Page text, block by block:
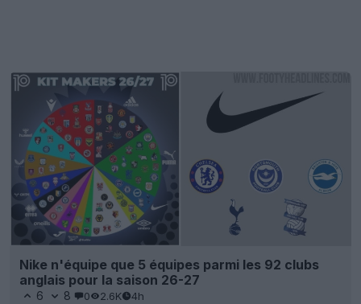
Nike n'équipe que 5 équipes parmi les 92 clubs
anglais pour la saison 26-27
6 8 0 2.6K 4h